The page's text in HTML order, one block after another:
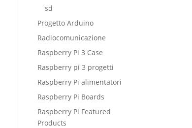
sd
Progetto Arduino
Radiocomunicazione
Raspberry Pi 3 Case
Raspberry pi 3 progetti
Raspberry Pi alimentatori
Raspberry Pi Boards
Raspberry Pi Featured
Products